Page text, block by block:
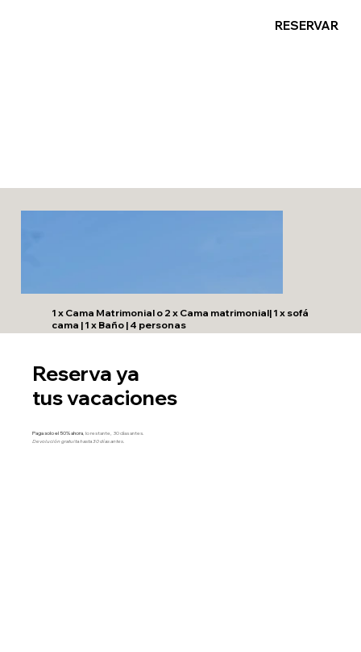
RESERVAR
1 x Cama Matrimonial o 2 x Cama matrimonial| 1 x sofá
cama | 1 x Baño | 4 personas
Reserva ya
tus vacaciones
Paga solo el 50% ahora, lo restante, 30 días antes.
Devolución gratuita hasta 30 días antes.